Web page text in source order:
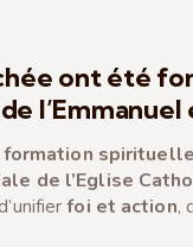
ont été
l’Emmanuel
formation
de l’Eglise
foi et action,